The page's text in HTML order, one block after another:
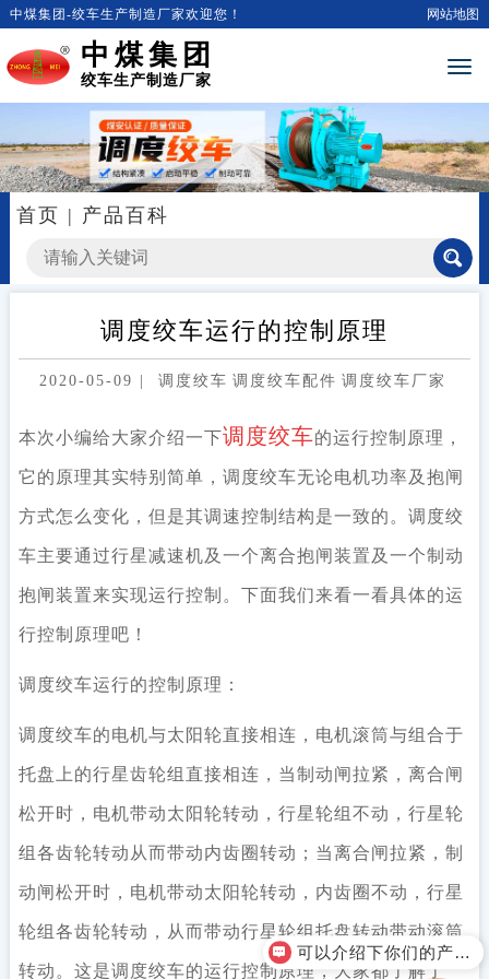
中煤集团-绞车生产制造厂家欢迎您！ 网站地图
中煤集团
绞车生产制造厂家
首页 | 产品百科
调度绞车运行的控制原理
2020-05-09 调度绞车 调度绞车配件 调度绞车厂家
本次小编给大家介绍一下调度绞车的运行控制原理，
它的原理其实特别简单，调度绞车无论电机功率及抱闸
方式怎么变化，但是其调速控制结构是一致的。调度绞
车主要通过行星减速机及一个离合抱闸装置及一个制动
抱闸装置来实现运行控制。下面我们来看一看具体的运
行控制原理吧！
调度绞车运行的控制原理：
调度绞车的电机与太阳轮直接相连，电机滚筒与组合于
托盘上的行星齿轮组直接相连，当制动闸拉紧，离合闸
松开时，电机带动太阳轮转动，行星轮组不动，行星轮
组各齿轮转动从而带动内齿圈转动；当离合闸拉紧，制
动闸松开时，电机带动太阳轮转动，内齿圈不动，行星
轮组各齿轮转动，从而带动行星轮组托盘转动带动滚筒
转动。这是调度绞车的运行控制原理，大家都了解了
可以介绍下你们的产品么？